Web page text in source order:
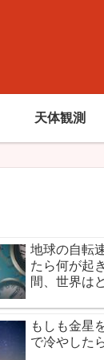
天体観測
地球の自転
たら何が起
間、世界は
もしも金星
で冷やした